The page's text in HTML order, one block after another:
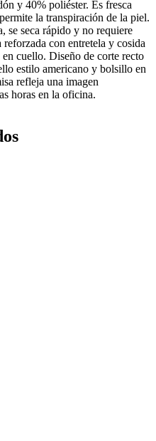
y 40% poliéster. Es fresca
la transpiración de la piel.
se seca rápido y no requiere
con entretela y cosida
cuello. Diseño de corte recto
estilo americano y bolsillo en
refleja una imagen
horas en la oficina.